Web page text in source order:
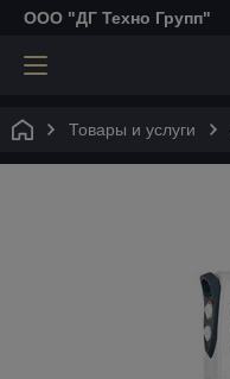
ООО "ДГ Техно Групп"
Товары и услуги